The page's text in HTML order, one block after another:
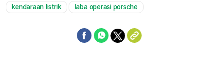
kendaraan listrik laba operasi porsche